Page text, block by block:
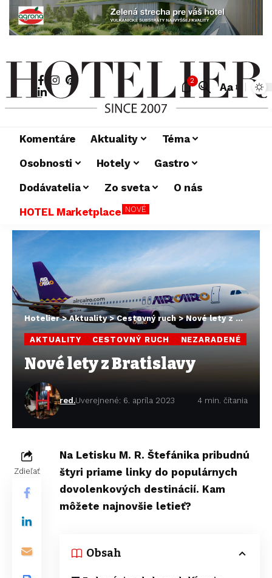
2
Aa
Komentáre Aktuality
Téma
Osobnosti
Hotely
Gastro
Dodávatelia
Zo sveta
O nás
HOTEL Marketplace NOVÉ
Hotelier>Aktuality>Cestovný ruch>Nové lety z Bratislavy
AKTUALITY CESTOVNÝ RUCH NEZARADENÉ
Nové lety z Bratislavy
red.Uverejnené: 6. apríla 2023 4 min. čítania
Zdieľať
Na Letisku M. R. Štefánika pribudnú
štyri priame linky do populárnych
dovolenkových destinácií. Kam
môžete najnovšie letieť?
Obsah